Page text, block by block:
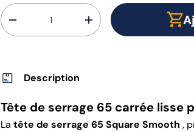
Qté
-
+
Description
Tête de serrage 65 carrée lisse
La tête de serrage 65 Square Smooth ,